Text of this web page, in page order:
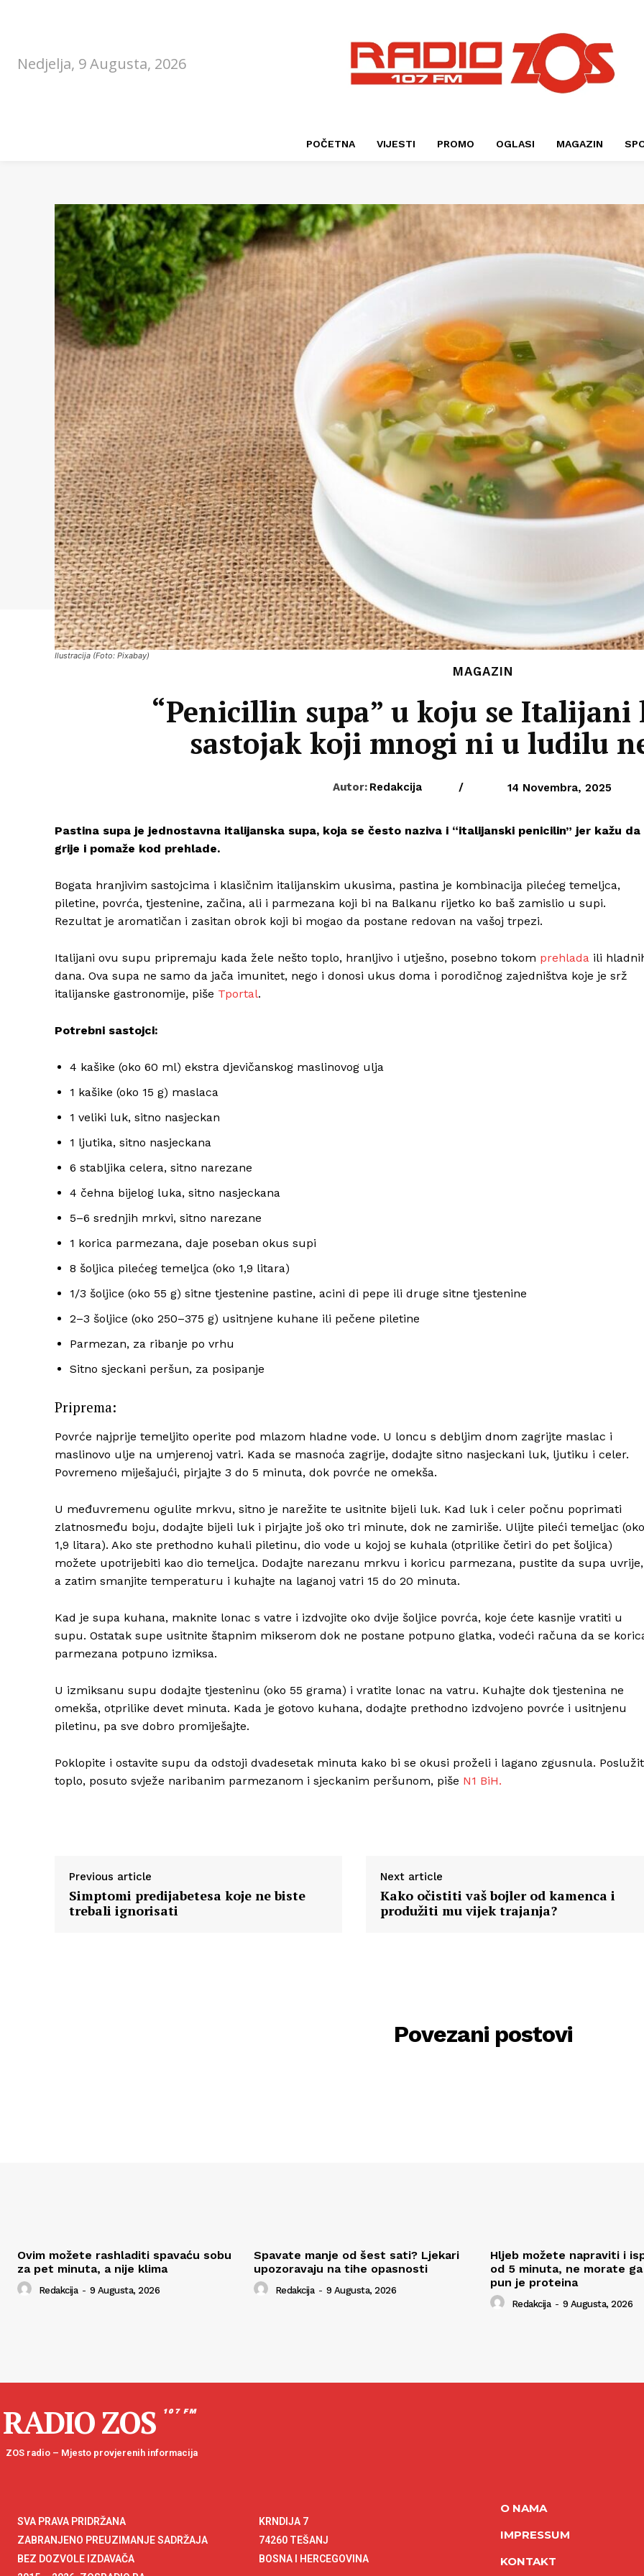
Nedjelja, 9 Augusta, 2026
POČETNA VIJESTI PROMO OGLASI MAGAZIN
Ilustracija (Foto: Pixabay)
MAGAZIN
“Penicillin supa” u koju se Italijani
sastojak koji mnogi ni u ludilu
Autor: Redakcija / 14 Novembra, 2025
Pastina supa je jednostavna italijanska supa, koja se često naziva i “italijanski penicilin” jer kažu da
grije i pomaže kod prehlade.
Bogata hranjivim sastojcima i klasičnim italijanskim ukusima, pastina je kombinacija pilećeg temeljca,
piletine, povrća, tjestenine, začina, ali i parmezana koji bi na Balkanu rijetko ko baš zamislio u supi.
Rezultat je aromatičan i zasitan obrok koji bi mogao da postane redovan na vašoj trpezi.
Italijani ovu supu pripremaju kada žele nešto toplo, hranljivo i utješno, posebno tokom prehlada ili
dana. Ova supa ne samo da jača imunitet, nego i donosi ukus doma i porodičnog zajedništva koje je srž
italijanske gastronomije, piše Tportal.
Potrebni sastojci:
4 kašike (oko 60 ml) ekstra djevičanskog maslinovog ulja
1 kašike (oko 15 g) maslaca
1 veliki luk, sitno nasjeckan
1 ljutika, sitno nasjeckana
6 stabljika celera, sitno narezane
4 čehna bijelog luka, sitno nasjeckana
5–6 srednjih mrkvi, sitno narezane
1 korica parmezana, daje poseban okus supi
8 šoljica pilećeg temeljca (oko 1,9 litara)
1/3 šoljice (oko 55 g) sitne tjestenine pastine, acini di pepe ili druge sitne tjestenine
2–3 šoljice (oko 250–375 g) usitnjene kuhane ili pečene piletine
Parmezan, za ribanje po vrhu
Sitno sjeckani peršun, za posipanje
Priprema:
Povrće najprije temeljito operite pod mlazom hladne vode. U loncu s debljim dnom zagrijte maslac i
maslinovo ulje na umjerenoj vatri. Kada se masnoća zagrije, dodajte sitno nasjeckani luk, ljutiku i celer.
Povremeno miješajući, pirjajte 3 do 5 minuta, dok povrće ne omekša.
U međuvremenu ogulite mrkvu, sitno je narežite te usitnite bijeli luk. Kad luk i celer počnu poprimati
zlatnosmeđu boju, dodajte bijeli luk i pirjajte još oko tri minute, dok ne zamiriše. Ulijte pileći temeljac (oko
1,9 litara). Ako ste prethodno kuhali piletinu, dio vode u kojoj se kuhala (otprilike četiri do pet šoljica)
možete upotrijebiti kao dio temeljca. Dodajte narezanu mrkvu i koricu parmezana, pustite da supa uvrije,
a zatim smanjite temperaturu i kuhajte na laganoj vatri 15 do 20 minuta.
Kad je supa kuhana, maknite lonac s vatre i izdvojite oko dvije šoljice povrća, koje ćete kasnije vratiti u
supu. Ostatak supe usitnite štapnim mikserom dok ne postane potpuno glatka, vodeći računa da se
parmezana potpuno izmiksa.
U izmiksanu supu dodajte tjesteninu (oko 55 grama) i vratite lonac na vatru. Kuhajte dok tjestenina ne
omekša, otprilike devet minuta. Kada je gotovo kuhana, dodajte prethodno izdvojeno povrće i usitnjenu
piletinu, pa sve dobro promiješajte.
Poklopite i ostavite supu da odstoji dvadesetak minuta kako bi se okusi proželi i lagano zgusnula.
toplo, posuto svježe naribanim parmezanom i sjeckanim peršunom, piše N1 BiH.
Previous article
Simptomi predijabetesa koje ne biste
trebali ignorisati
Next article
Kako očistiti vaš bojler od kamenca i
produžiti mu vijek trajanja?
Povezani postovi
Ovim možete rashladiti spavaću sobu
za pet minuta, a nije klima
Redakcija - 9 Augusta, 2026
Spavate manje od šest sati? Ljekari
upozoravaju na tihe opasnosti
Redakcija - 9 Augusta, 2026
Hljeb možete napraviti i
od 5 minuta, ne morate
pun je proteina
Redakcija - 9 Augusta, 2026
RADIO ZOS 107 FM
ZOS radio – Mjesto provjerenih informacija
SVA PRAVA PRIDRŽANA
ZABRANJENO PREUZIMANJE SADRŽAJA
BEZ DOZVOLE IZDAVAČA
KRNDIJA 7
74260 TEŠANJ
BOSNA I HERCEGOVINA
O NAMA
IMPRESSUM
KONTAKT